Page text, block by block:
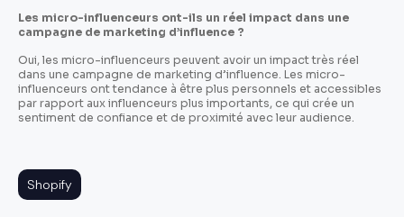
Les micro-influenceurs ont-ils un réel impact dans une
campagne de marketing d’influence ?
Oui, les micro-influenceurs peuvent avoir un impact très réel
dans une campagne de marketing d’influence. Les micro-
influenceurs ont tendance à être plus personnels et accessibles
par rapport aux influenceurs plus importants, ce qui crée un
sentiment de confiance et de proximité avec leur audience.
Shopify